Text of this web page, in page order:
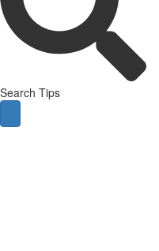
Search Tips